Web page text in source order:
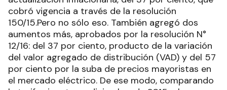
cobró vigencia a través de la resolución
150/15.Pero no sólo eso. También agregó dos
aumentos más, aprobados por la resolución N°
12/16: del 37 por ciento, producto de la variación
del valor agregado de distribución (VAD) y del 57
por ciento por la suba de precios mayoristas en
el mercado eléctrico. De ese modo, comparando